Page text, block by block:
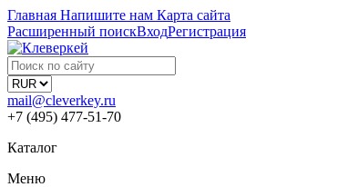
Главная Напишите нам Карта сайта
Расширенный поискВходРегистрация
mail@cleverkey.ru
+7 (495) 477-51-70
Каталог
Меню